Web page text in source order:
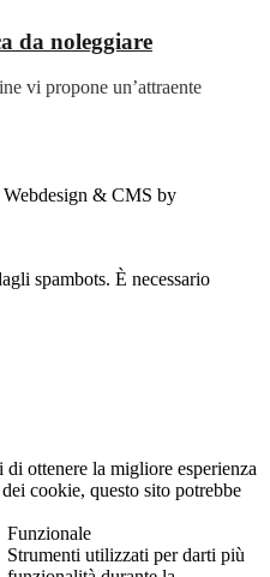
da noleggiare
vi propone un’attraente
& CMS by
spambots. È necessario
ottenere la migliore esperienza
cookie, questo sito potrebbe
Funzionale
Strumenti utilizzati per darti più